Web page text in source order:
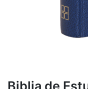
Biblia de